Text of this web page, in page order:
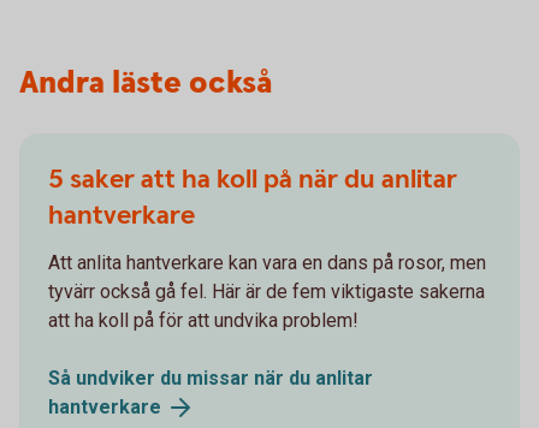
Andra läste också
5 saker att ha koll på när du anlitar
hantverkare
Att anlita hantverkare kan vara en dans på rosor, men
tyvärr också gå fel. Här är de fem viktigaste sakerna
att ha koll på för att undvika problem!
Så undviker du missar när du anlitar
hantverkare